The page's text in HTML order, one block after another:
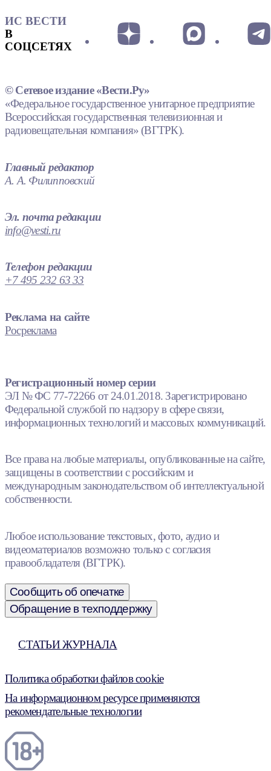
ИС ВЕСТИ
В
СОЦСЕТЯХ
© Сетевое издание «Вести.Ру»
«Федеральное государственное унитарное предприятие
Всероссийская государственная телевизионная и
радиовещательная компания» (ВГТРК).
Главный редактор
А. А. Филипповский
Эл. почта редакции
info@vesti.ru
Телефон редакции
+7 495 232 63 33
Реклама на сайте
Росреклама
Регистрационный номер серии
ЭЛ № ФС 77-72266 от 24.01.2018. Зарегистрировано
Федеральной службой по надзору в сфере связи,
информационных технологий и массовых коммуникаций.
Все права на любые материалы, опубликованные на сайте,
защищены в соответствии с российским и
международным законодательством об интеллектуальной
собственности.
Любое использование текстовых, фото, аудио и
видеоматериалов возможно только с согласия
правообладателя (ВГТРК).
Сообщить об опечатке
Обращение в техподдержку
СТАТЬИ ЖУРНАЛА
Политика обработки файлов cookie
На информационном ресурсе применяются
рекомендательные технологии